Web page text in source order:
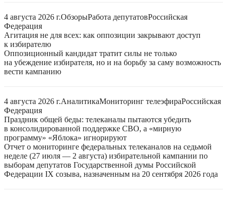
4 августа 2026 г.ОбзорыРабота депутатовРоссийская
Федерация
Агитация не для всех: как оппозиции закрывают доступ
к избирателю
Оппозиционный кандидат тратит силы не только
на убеждение избирателя, но и на борьбу за саму возможность
вести кампанию
4 августа 2026 г.АналитикаМониторинг телеэфираРоссийская
Федерация
Праздник общей беды: телеканалы пытаются убедить
в консолидированной поддержке СВО, а «мирную
программу» «Яблока» игнорируют
Отчет о мониторинге федеральных телеканалов на седьмой
неделе (27 июля — 2 августа) избирательной кампании по
выборам депутатов Государственной думы Российской
Федерации IX созыва, назначенным на 20 сентября 2026 года